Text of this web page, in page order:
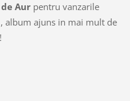
Aurpentru vanzarile
, album ajuns in mai mult de